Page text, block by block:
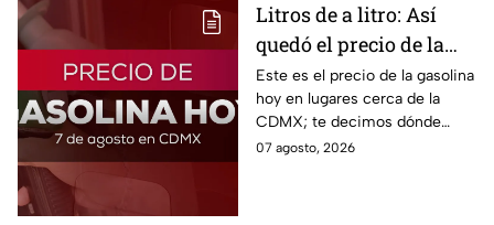
Litros de a litro: Así
quedó el precio de la
gasolina HOY
Este es el precio de la gasolina
hoy en lugares cerca de la
CDMX; te decimos dónde
encontrarla más barata este
07 agosto, 2026